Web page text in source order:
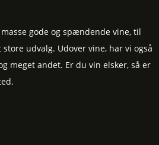
gode og spændende vine, til
udvalg. Udover vine, har vi også
meget andet. Er du vin elsker, så er